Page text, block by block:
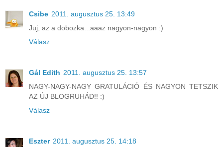
Csibe 2011. augusztus 25. 13:49
Juj, az a dobozka...aaaz nagyon-nagyon :)
Válasz
Gál Edith 2011. augusztus 25. 13:57
NAGY-NAGY-NAGY GRATULÁCIÓ ÉS NAGYON TETSZIK
AZ ÚJ BLOGRUHÁD!! :)
Válasz
Eszter 2011. augusztus 25. 14:18